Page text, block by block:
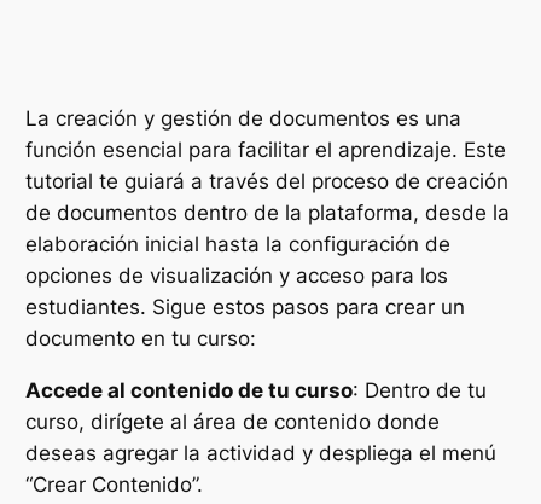
La creación y gestión de documentos es una
función esencial para facilitar el aprendizaje. Este
tutorial te guiará a través del proceso de creación
de documentos dentro de la plataforma, desde la
elaboración inicial hasta la configuración de
opciones de visualización y acceso para los
estudiantes. Sigue estos pasos para crear un
documento en tu curso:
Accede al contenido de tu curso: Dentro de tu
curso, dirígete al área de contenido donde
deseas agregar la actividad y despliega el menú
“Crear Contenido”.